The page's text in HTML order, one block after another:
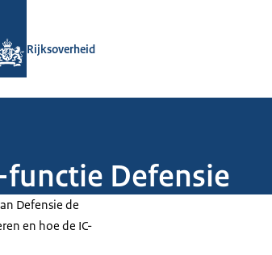
Rijksoverheid
functie Defensie
Defensie de
en hoe de IC-